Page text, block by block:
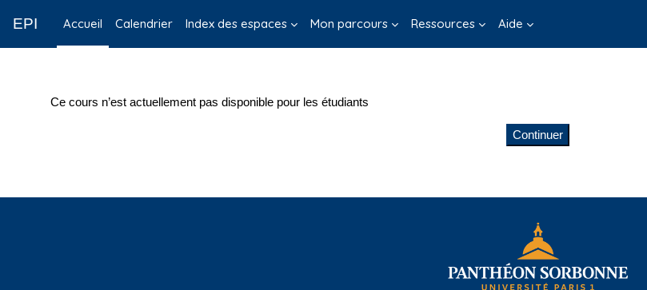
EPI Accueil Calendrier Index des espaces Mon parcours Ressources Aide
Ce cours n’est actuellement pas disponible pour les étudiants
Continuer